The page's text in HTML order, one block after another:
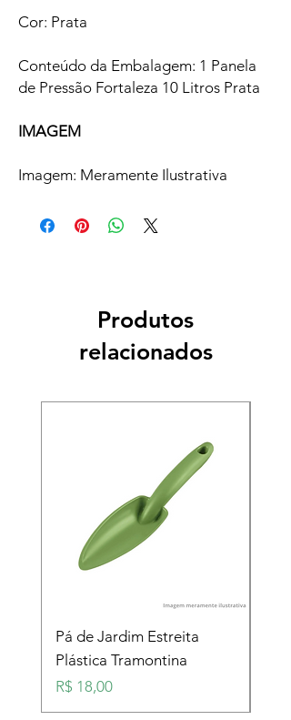
Cor: Prata
Conteúdo da Embalagem: 1 Panela
de Pressão Fortaleza 10 Litros Prata
IMAGEM
Imagem: Meramente Ilustrativa
Produtos
relacionados
Pá de Jardim Estreita
Plástica Tramontina
Preço
R$ 18,00